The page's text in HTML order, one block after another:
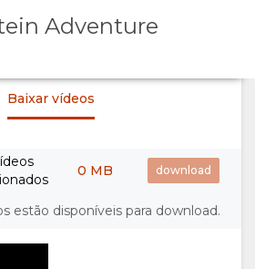
Adventure
Baixar vídeos
0 MB
estão disponíveis para download.
Twyfelfontein Adventure
Camp Trailer